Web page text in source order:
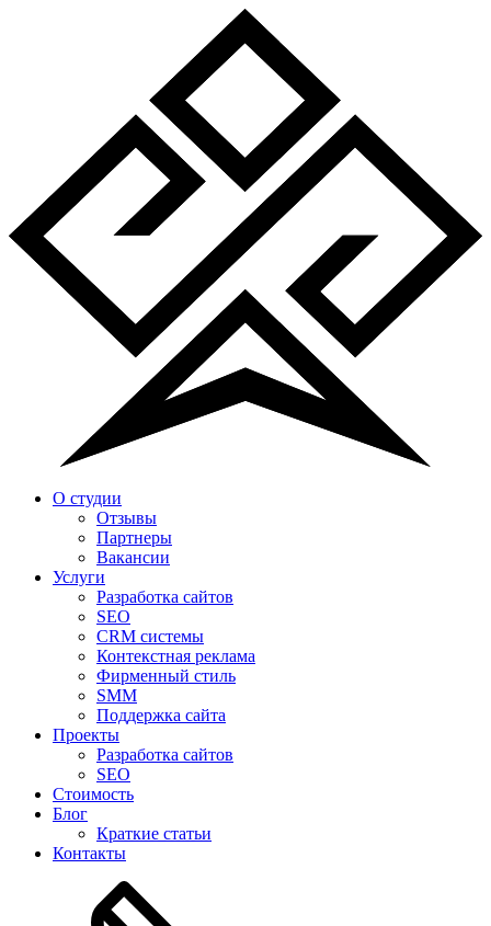
О студии
Отзывы
Партнеры
Вакансии
Услуги
Разработка сайтов
SEO
CRM системы
Контекстная реклама
Фирменный стиль
SMM
Поддержка сайта
Проекты
Разработка сайтов
SEO
Стоимость
Блог
Краткие статьи
Контакты